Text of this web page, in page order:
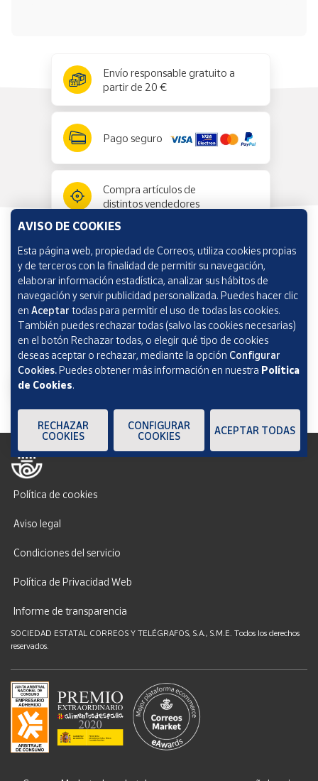
Envío responsable gratuito a
partir de 20 €
Pago seguro
Compra artículos de
distintos vendedores
Información y ayuda
Correos Market
Política de cookies
Aviso legal
Condiciones del servicio
Política de Privacidad Web
Informe de transparencia
SOCIEDAD ESTATAL CORREOS Y TELÉGRAFOS, S.A., S.M.E. Todos los derechos
reservados.
AVISO DE COOKIES
Esta página web, propiedad de Correos, utiliza cookies propias
y de terceros con la finalidad de permitir su navegación,
elaborar información estadística, analizar sus hábitos de
navegación y servir publicidad personalizada. Puedes hacer clic
en Aceptar todas para permitir el uso de todas las cookies.
También puedes rechazar todas (salvo las cookies necesarias)
en el botón Rechazar todas, o elegir qué tipo de cookies
deseas aceptar o rechazar, mediante la opción Configurar
Cookies.Puedes obtener más información en nuestra Política
de Cookies.
RECHAZAR
COOKIES
CONFIGURAR
COOKIES
ACEPTAR TODAS